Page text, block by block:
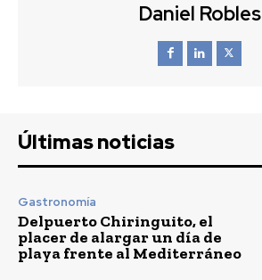
Daniel Robles
Últimas noticias
Gastronomía
Delpuerto Chiringuito, el
placer de alargar un día de
playa frente al Mediterráneo